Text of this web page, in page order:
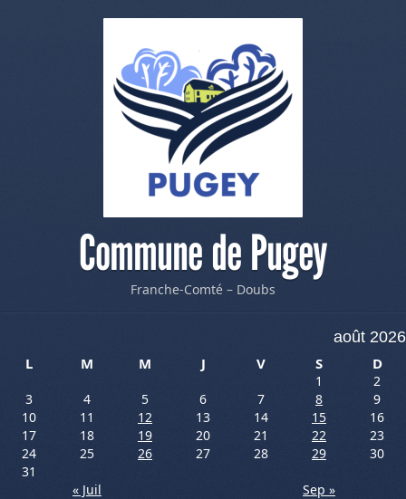
Commune de Pugey
Franche-Comté – Doubs
août 2026
L
M M J V S D
1
2
3
4 5 6 7 8
9
10
11 12 13 14 15
16
17
18 19 20 21 22
23
24
25 26 27 28 29
30
31
« Juil
Sep »